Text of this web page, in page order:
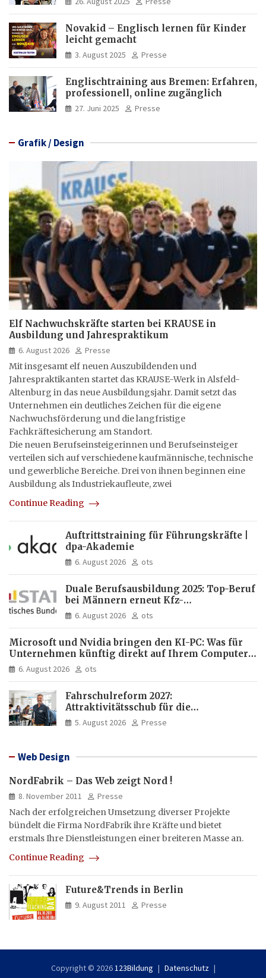
Novakid – Englisch lernen für Kinder
leicht gemacht
3. August 2025 Presse
Englischtraining aus Bremen: Erfahren,
professionell, online zugänglich
27. Juni 2025 Presse
Grafik / Design
Elf Nachwuchskräfte starten bei KRAUSE in
Ausbildung und Jahrespraktikum
6. August 2026
Presse
Mit insgesamt elf neuen Auszubildenden und
Jahrespraktikanten startet das KRAUSE-Werk in Alsfeld-
Altenburg in das neue Ausbildungsjahr. Damit setzt das
Unternehmen ein deutliches Zeichen für die eigene
Nachwuchsförderung und die langfristige
Fachkräftesicherung am Standort.
Die neuen Berufseinsteigerinnen und Berufseinsteiger
verteilen sich auf verschiedene kaufmännische, technische
und gewerbliche Bereiche. Drei von ihnen beginnen eine
Ausbildung als Industriekaufleute, zwei
Continue Reading
Auftrittstraining für Führungskräfte |
dpa-Akademie
6. August 2026 ots
Duale Berufsausbildung 2025: Top-Beruf
bei Männern erneut Kfz-
Mechatroniker, bei Frauen
medizinische Fachangestellte
6. August 2026 ots
Microsoft und Nvidia bringen den KI-PC: Was für
Unternehmen künftig direkt auf Ihrem Computer
läuft und was weiter in der Cloud bleibt
6. August 2026 ots
Fahrschulreform 2027:
Attraktivitätsschub für die
Fahrlehrerausbildung
5. August 2026 Presse
Web Design
NordFabrik – Das Web zeigt Nord !
8. November 2011
Presse
Nach der erfolgreichen Umsetzung diverser Projekte
bündelt die Firma NordFabrik ihre Kräfte und bietet
erstmals Ihre Dienstleistungen einer breiteren Masse an.
Continue Reading
Future&Trends in Berlin
9. August 2011 Presse
Copyright © 2026123Bildung
Datenschutz